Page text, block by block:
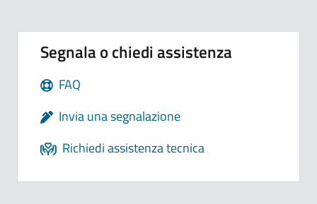
Segnala o chiedi assistenza
FAQ
Invia una segnalazione
Richiedi assistenza tecnica